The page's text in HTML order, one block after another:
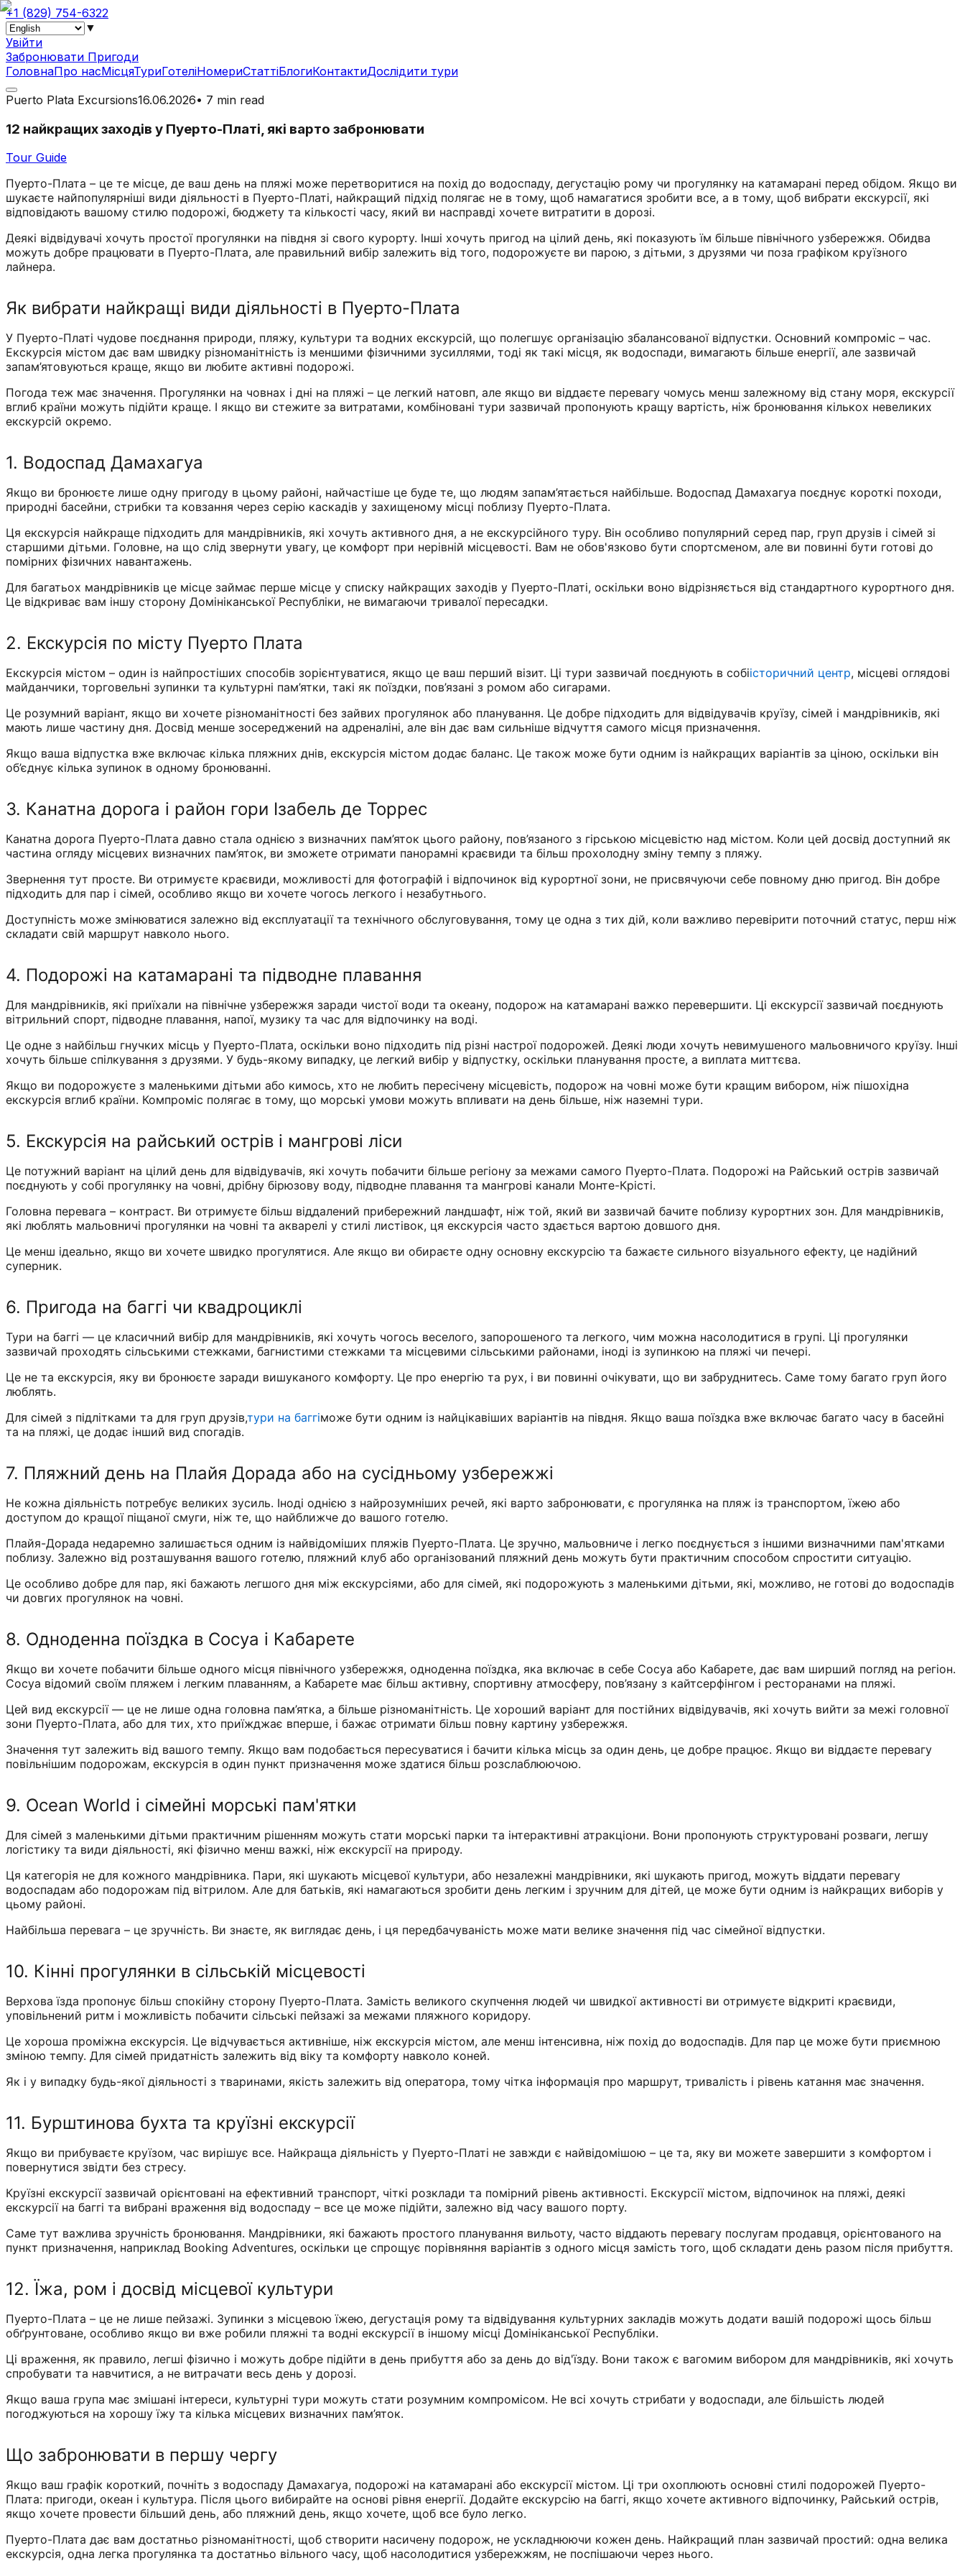
+1 (829) 754-6322
▼
Увійти
Забронювати Пригоди
ГоловнаПро насМісцяТуриГотеліНомериСтаттіБлогиКонтактиДослідити тури
Puerto Plata Excursions16.06.2026• 7 min read
12 найкращих заходів у Пуерто-Платі, які варто забронювати
Tour Guide
Пуерто-Плата – це те місце, де ваш день на пляжі може перетворитися на похід до водоспаду, дегустацію рому чи прогулянку на катамарані перед обідом. Якщо ви
шукаєте найпопулярніші види діяльності в Пуерто-Платі, найкращий підхід полягає не в тому, щоб намагатися зробити все, а в тому, щоб вибрати екскурсії, які
відповідають вашому стилю подорожі, бюджету та кількості часу, який ви насправді хочете витратити в дорозі.
Деякі відвідувачі хочуть простої прогулянки на півдня зі свого курорту. Інші хочуть пригод на цілий день, які показують їм більше північного узбережжя. Обидва
можуть добре працювати в Пуерто-Плата, але правильний вибір залежить від того, подорожуєте ви парою, з дітьми, з друзями чи поза графіком круїзного
лайнера.
Як вибрати найкращі види діяльності в Пуерто-Плата
У Пуерто-Платі чудове поєднання природи, пляжу, культури та водних екскурсій, що полегшує організацію збалансованої відпустки. Основний компроміс – час.
Екскурсія містом дає вам швидку різноманітність із меншими фізичними зусиллями, тоді як такі місця, як водоспади, вимагають більше енергії, але зазвичай
запам’ятовуються краще, якщо ви любите активні подорожі.
Погода теж має значення. Прогулянки на човнах і дні на пляжі – це легкий натовп, але якщо ви віддаєте перевагу чомусь менш залежному від стану моря, екскурсії
вглиб країни можуть підійти краще. І якщо ви стежите за витратами, комбіновані тури зазвичай пропонують кращу вартість, ніж бронювання кількох невеликих
екскурсій окремо.
1. Водоспад Дамахагуа
Якщо ви бронюєте лише одну пригоду в цьому районі, найчастіше це буде те, що людям запам’ятається найбільше. Водоспад Дамахагуа поєднує короткі походи,
природні басейни, стрибки та ковзання через серію каскадів у захищеному місці поблизу Пуерто-Плата.
Ця екскурсія найкраще підходить для мандрівників, які хочуть активного дня, а не екскурсійного туру. Він особливо популярний серед пар, груп друзів і сімей зі
старшими дітьми. Головне, на що слід звернути увагу, це комфорт при нерівній місцевості. Вам не обов'язково бути спортсменом, але ви повинні бути готові до
помірних фізичних навантажень.
Для багатьох мандрівників це місце займає перше місце у списку найкращих заходів у Пуерто-Платі, оскільки воно відрізняється від стандартного курортного дня.
Це відкриває вам іншу сторону Домініканської Республіки, не вимагаючи тривалої пересадки.
2. Екскурсія по місту Пуерто Плата
Екскурсія містом – один із найпростіших способів зорієнтуватися, якщо це ваш перший візит. Ці тури зазвичай поєднують в собіісторичний центр, місцеві оглядові
майданчики, торговельні зупинки та культурні пам’ятки, такі як поїздки, пов’язані з ромом або сигарами.
Це розумний варіант, якщо ви хочете різноманітності без зайвих прогулянок або планування. Це добре підходить для відвідувачів круїзу, сімей і мандрівників, які
мають лише частину дня. Досвід менше зосереджений на адреналіні, але він дає вам сильніше відчуття самого місця призначення.
Якщо ваша відпустка вже включає кілька пляжних днів, екскурсія містом додає баланс. Це також може бути одним із найкращих варіантів за ціною, оскільки він
об’єднує кілька зупинок в одному бронюванні.
3. Канатна дорога і район гори Ізабель де Торрес
Канатна дорога Пуерто-Плата давно стала однією з визначних пам’яток цього району, пов’язаного з гірською місцевістю над містом. Коли цей досвід доступний як
частина огляду місцевих визначних пам’яток, ви зможете отримати панорамні краєвиди та більш прохолодну зміну темпу з пляжу.
Звернення тут просте. Ви отримуєте краєвиди, можливості для фотографій і відпочинок від курортної зони, не присвячуючи себе повному дню пригод. Він добре
підходить для пар і сімей, особливо якщо ви хочете чогось легкого і незабутнього.
Доступність може змінюватися залежно від експлуатації та технічного обслуговування, тому це одна з тих дій, коли важливо перевірити поточний статус, перш ніж
складати свій маршрут навколо нього.
4. Подорожі на катамарані та підводне плавання
Для мандрівників, які приїхали на північне узбережжя заради чистої води та океану, подорож на катамарані важко перевершити. Ці екскурсії зазвичай поєднують
вітрильний спорт, підводне плавання, напої, музику та час для відпочинку на воді.
Це одне з найбільш гнучких місць у Пуерто-Плата, оскільки воно підходить під різні настрої подорожей. Деякі люди хочуть невимушеного мальовничого круїзу. Інші
хочуть більше спілкування з друзями. У будь-якому випадку, це легкий вибір у відпустку, оскільки планування просте, а виплата миттєва.
Якщо ви подорожуєте з маленькими дітьми або кимось, хто не любить пересічену місцевість, подорож на човні може бути кращим вибором, ніж пішохідна
екскурсія вглиб країни. Компроміс полягає в тому, що морські умови можуть впливати на день більше, ніж наземні тури.
5. Екскурсія на райський острів і мангрові ліси
Це потужний варіант на цілий день для відвідувачів, які хочуть побачити більше регіону за межами самого Пуерто-Плата. Подорожі на Райський острів зазвичай
поєднують у собі прогулянку на човні, дрібну бірюзову воду, підводне плавання та мангрові канали Монте-Крісті.
Головна перевага – контраст. Ви отримуєте більш віддалений прибережний ландшафт, ніж той, який ви зазвичай бачите поблизу курортних зон. Для мандрівників,
які люблять мальовничі прогулянки на човні та акварелі у стилі листівок, ця екскурсія часто здається вартою довшого дня.
Це менш ідеально, якщо ви хочете швидко прогулятися. Але якщо ви обираєте одну основну екскурсію та бажаєте сильного візуального ефекту, це надійний
суперник.
6. Пригода на баггі чи квадроциклі
Тури на баггі — це класичний вибір для мандрівників, які хочуть чогось веселого, запорошеного та легкого, чим можна насолодитися в групі. Ці прогулянки
зазвичай проходять сільськими стежками, багнистими стежками та місцевими сільськими районами, іноді із зупинкою на пляжі чи печері.
Це не та екскурсія, яку ви бронюєте заради вишуканого комфорту. Це про енергію та рух, і ви повинні очікувати, що ви забруднитесь. Саме тому багато груп його
люблять.
Для сімей з підлітками та для груп друзів,тури на баггіможе бути одним із найцікавіших варіантів на півдня. Якщо ваша поїздка вже включає багато часу в басейні
та на пляжі, це додає інший вид спогадів.
7. Пляжний день на Плайя Дорада або на сусідньому узбережжі
Не кожна діяльність потребує великих зусиль. Іноді однією з найрозумніших речей, які варто забронювати, є прогулянка на пляж із транспортом, їжею або
доступом до кращої піщаної смуги, ніж те, що найближче до вашого готелю.
Плайя-Дорада недаремно залишається одним із найвідоміших пляжів Пуерто-Плата. Це зручно, мальовниче і легко поєднується з іншими визначними пам'ятками
поблизу. Залежно від розташування вашого готелю, пляжний клуб або організований пляжний день можуть бути практичним способом спростити ситуацію.
Це особливо добре для пар, які бажають легшого дня між екскурсіями, або для сімей, які подорожують з маленькими дітьми, які, можливо, не готові до водоспадів
чи довгих прогулянок на човні.
8. Одноденна поїздка в Сосуа і Кабарете
Якщо ви хочете побачити більше одного місця північного узбережжя, одноденна поїздка, яка включає в себе Сосуа або Кабарете, дає вам ширший погляд на регіон.
Сосуа відомий своїм пляжем і легким плаванням, а Кабарете має більш активну, спортивну атмосферу, пов’язану з кайтсерфінгом і ресторанами на пляжі.
Цей вид екскурсії — це не лише одна головна пам’ятка, а більше різноманітність. Це хороший варіант для постійних відвідувачів, які хочуть вийти за межі головної
зони Пуерто-Плата, або для тих, хто приїжджає вперше, і бажає отримати більш повну картину узбережжя.
Значення тут залежить від вашого темпу. Якщо вам подобається пересуватися і бачити кілька місць за один день, це добре працює. Якщо ви віддаєте перевагу
повільнішим подорожам, екскурсія в один пункт призначення може здатися більш розслаблюючою.
9. Ocean World і сімейні морські пам'ятки
Для сімей з маленькими дітьми практичним рішенням можуть стати морські парки та інтерактивні атракціони. Вони пропонують структуровані розваги, легшу
логістику та види діяльності, які фізично менш важкі, ніж екскурсії на природу.
Ця категорія не для кожного мандрівника. Пари, які шукають місцевої культури, або незалежні мандрівники, які шукають пригод, можуть віддати перевагу
водоспадам або подорожам під вітрилом. Але для батьків, які намагаються зробити день легким і зручним для дітей, це може бути одним із найкращих виборів у
цьому районі.
Найбільша перевага – це зручність. Ви знаєте, як виглядає день, і ця передбачуваність може мати велике значення під час сімейної відпустки.
10. Кінні прогулянки в сільській місцевості
Верхова їзда пропонує більш спокійну сторону Пуерто-Плата. Замість великого скупчення людей чи швидкої активності ви отримуєте відкриті краєвиди,
уповільнений ритм і можливість побачити сільські пейзажі за межами пляжного коридору.
Це хороша проміжна екскурсія. Це відчувається активніше, ніж екскурсія містом, але менш інтенсивна, ніж похід до водоспадів. Для пар це може бути приємною
зміною темпу. Для сімей придатність залежить від віку та комфорту навколо коней.
Як і у випадку будь-якої діяльності з тваринами, якість залежить від оператора, тому чітка інформація про маршрут, тривалість і рівень катання має значення.
11. Бурштинова бухта та круїзні екскурсії
Якщо ви прибуваєте круїзом, час вирішує все. Найкраща діяльність у Пуерто-Платі не завжди є найвідомішою – це та, яку ви можете завершити з комфортом і
повернутися звідти без стресу.
Круїзні екскурсії зазвичай орієнтовані на ефективний транспорт, чіткі розклади та помірний рівень активності. Екскурсії містом, відпочинок на пляжі, деякі
екскурсії на баггі та вибрані враження від водоспаду – все це може підійти, залежно від часу вашого порту.
Саме тут важлива зручність бронювання. Мандрівники, які бажають простого планування вильоту, часто віддають перевагу послугам продавця, орієнтованого на
пункт призначення, наприклад Booking Adventures, оскільки це спрощує порівняння варіантів з одного місця замість того, щоб складати день разом після прибуття.
12. Їжа, ром і досвід місцевої культури
Пуерто-Плата – це не лише пейзажі. Зупинки з місцевою їжею, дегустація рому та відвідування культурних закладів можуть додати вашій подорожі щось більш
обґрунтоване, особливо якщо ви вже робили пляжні та водні екскурсії в іншому місці Домініканської Республіки.
Ці враження, як правило, легші фізично і можуть добре підійти в день прибуття або за день до від'їзду. Вони також є вагомим вибором для мандрівників, які хочуть
спробувати та навчитися, а не витрачати весь день у дорозі.
Якщо ваша група має змішані інтереси, культурні тури можуть стати розумним компромісом. Не всі хочуть стрибати у водоспади, але більшість людей
погоджуються на хорошу їжу та кілька місцевих визначних пам’яток.
Що забронювати в першу чергу
Якщо ваш графік короткий, почніть з водоспаду Дамахагуа, подорожі на катамарані або екскурсії містом. Ці три охоплюють основні стилі подорожей Пуерто-
Плата: пригоди, океан і культура. Після цього вибирайте на основі рівня енергії. Додайте екскурсію на баггі, якщо хочете активного відпочинку, Райський острів,
якщо хочете провести більший день, або пляжний день, якщо хочете, щоб все було легко.
Пуерто-Плата дає вам достатньо різноманітності, щоб створити насичену подорож, не ускладнюючи кожен день. Найкращий план зазвичай простий: одна велика
екскурсія, одна легка прогулянка та достатньо вільного часу, щоб насолодитися узбережжям, не поспішаючи через нього.